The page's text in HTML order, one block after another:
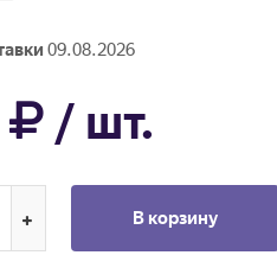
09.08.2026
/ шт.
В корзину